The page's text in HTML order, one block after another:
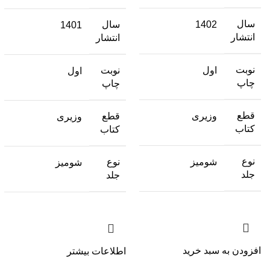
سال
انتشار
1402
نوبت
چاپ
اول
قطع
کتاب
وزیری
نوع
جلد
شومیز
افزودن به سبد خرید
سال
انتشار
1401
نوبت
چاپ
اول
قطع
کتاب
وزیری
نوع
جلد
شومیز
اطلاعات بیشتر